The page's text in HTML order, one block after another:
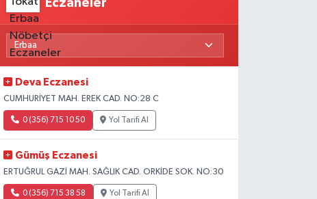
Eczaneler
Deva Eczanesi
CUMHURİYET MAH. EREK CAD. NO:28 C
0 (356) 715 10 50 Yol Tarifi Al
Gümüş Eczanesi
ERTUĞRUL GAZİ MAH. SAĞLIK CAD. ORKİDE SOK. NO:30
0 (356) 715 38 58 Yol Tarifi Al